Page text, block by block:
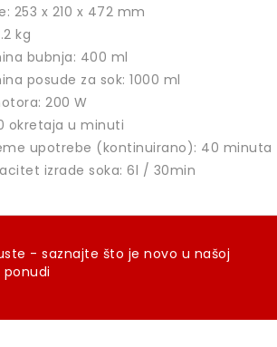
253 x 210 x 472 mm
kg
bubnja: 400 ml
posude za sok: 1000 ml
200 W
okretaja u minuti
upotrebe (kontinuirano): 40 minuta
izrade soka: 6l / 30min
- saznajte što je novo u našoj